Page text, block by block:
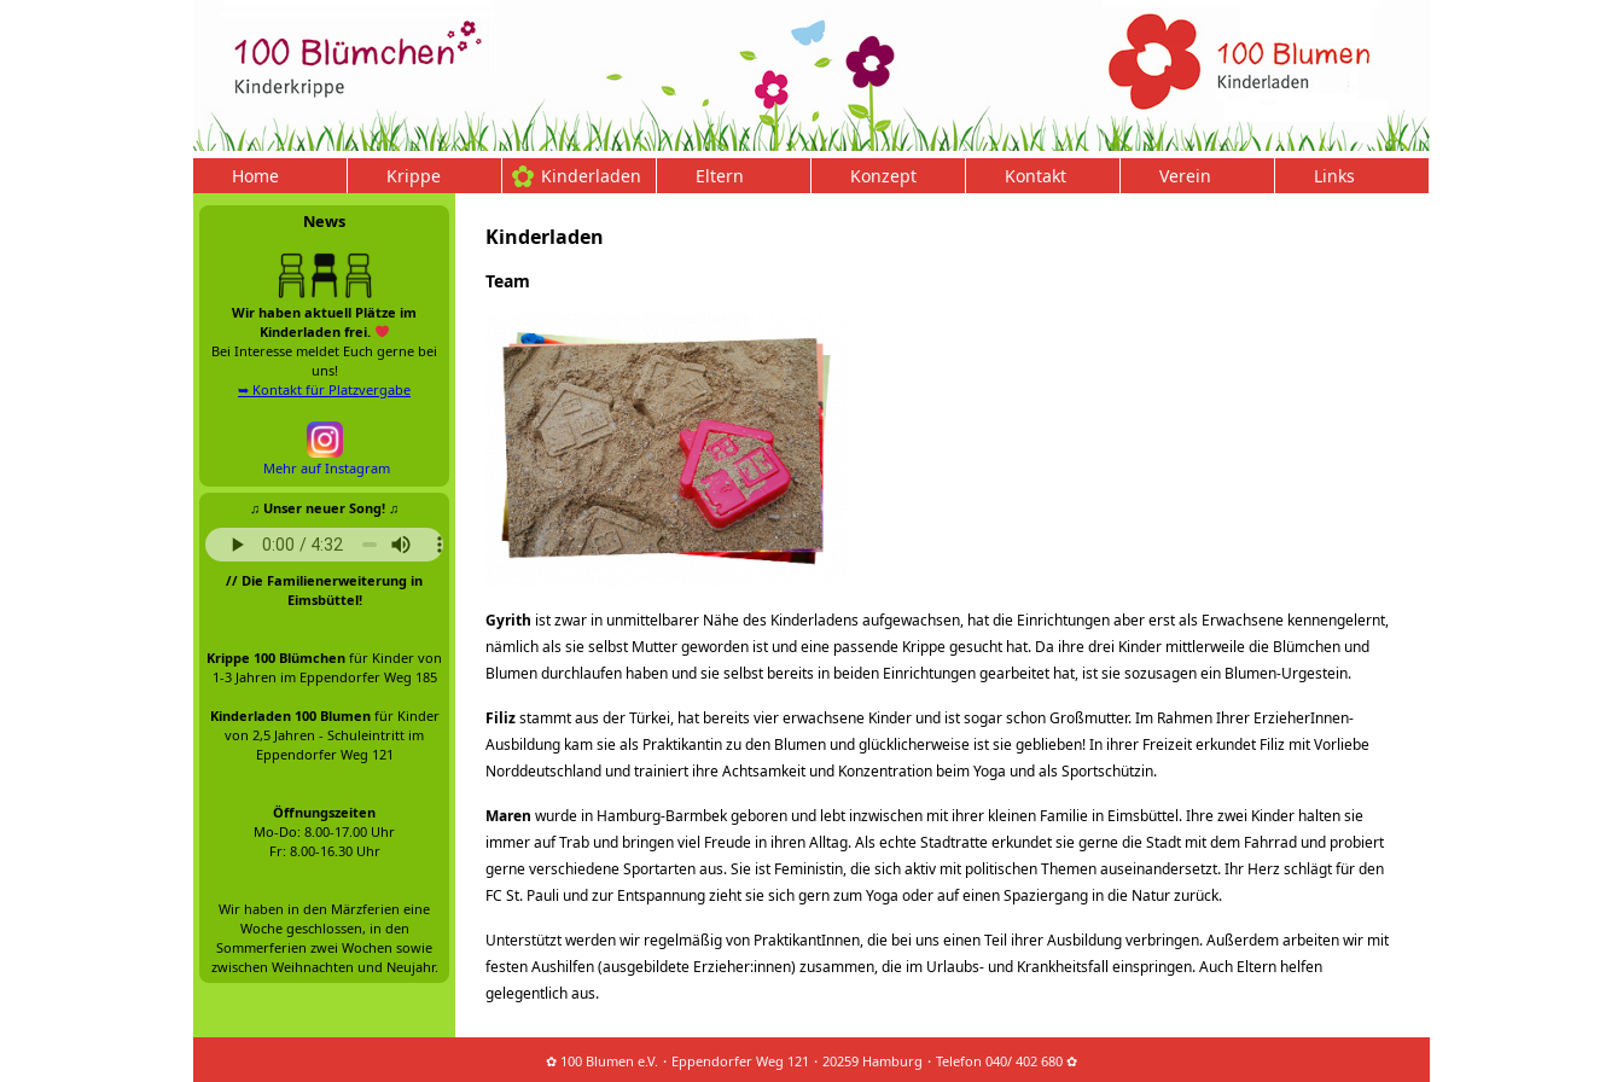
Home Krippe Kinderladen Eltern Konzept Kontakt Verein Links
News
Wir haben aktuell Plätze im
Kinderladen frei.
Bei Interesse meldet Euch gerne bei
uns!
➥ Kontakt für Platzvergabe
Mehr auf Instagram
♫ Unser neuer Song! ♫
// Die Familienerweiterung in
Eimsbüttel!
Krippe 100 Blümchen für Kinder von
1-3 Jahren im Eppendorfer Weg 185
Kinderladen 100 Blumenfür Kinder
von 2,5 Jahren - Schuleintritt im
Eppendorfer Weg 121
Öffnungszeiten
Mo-Do: 8.00-17.00 Uhr
Fr: 8.00-16.30 Uhr
Wir haben in den Märzferien eine
Woche geschlossen, in den
Sommerferien zwei Wochen sowie
zwischen Weihnachten und Neujahr.
Kinderladen
Team
Gyrith ist zwar in unmittelbarer Nähe des Kinderladens aufgewachsen, hat die Einrichtungen aber erst als Erwachsene kennengelernt,
nämlich als sie selbst Mutter geworden ist und eine passende Krippe gesucht hat. Da ihre drei Kinder mittlerweile die Blümchen und
Blumen durchlaufen haben und sie selbst bereits in beiden Einrichtungen gearbeitet hat, ist sie sozusagen ein Blumen-Urgestein.
Filizstammt aus der Türkei, hat bereits vier erwachsene Kinder und ist sogar schon Großmutter. Im Rahmen Ihrer ErzieherInnen-
Ausbildung kam sie als Praktikantin zu den Blumen und glücklicherweise ist sie geblieben! In ihrer Freizeit erkundet Filiz mit Vorliebe
Norddeutschland und trainiert ihre Achtsamkeit und Konzentration beim Yoga und als Sportschützin.
Maren wurde in Hamburg-Barmbek geboren und lebt inzwischen mit ihrer kleinen Familie in Eimsbüttel. Ihre zwei Kinder halten sie
immer auf Trab und bringen viel Freude in ihren Alltag. Als echte Stadtratte erkundet sie gerne die Stadt mit dem Fahrrad und probiert
gerne verschiedene Sportarten aus. Sie ist Feministin, die sich aktiv mit politischen Themen auseinandersetzt. Ihr Herz schlägt für den
FC St. Pauli und zur Entspannung zieht sie sich gern zum Yoga oder auf einen Spaziergang in die Natur zurück.
Unterstützt werden wir regelmäßig von PraktikantInnen, die bei uns einen Teil ihrer Ausbildung verbringen. Außerdem arbeiten wir mit
festen Aushilfen (ausgebildete Erzieher:innen) zusammen, die im Urlaubs- und Krankheitsfall einspringen. Auch Eltern helfen
gelegentlich aus.
✿ 100 Blumen e.V.・Eppendorfer Weg 121・20259 Hamburg・Telefon 040/ 402 680 ✿